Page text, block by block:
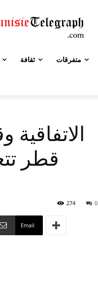
ثقافة متفرقات
قطر
0
274
Email